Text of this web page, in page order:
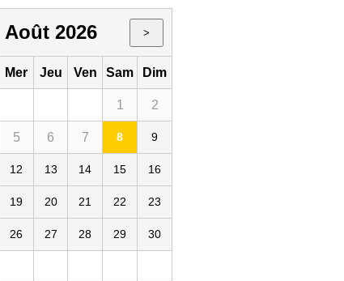
Août 2026 >
Mer Jeu Ven Sam Dim
1 2
5 6 7 8 9
12 13 14 15 16
19 20 21 22 23
26 27 28 29 30